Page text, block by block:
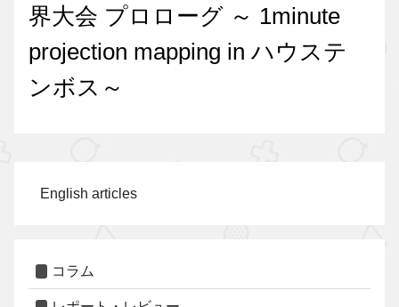
界大会 プロローグ ～ 1minute
projection mapping in ハウステ
ンボス～
English articles
コラム